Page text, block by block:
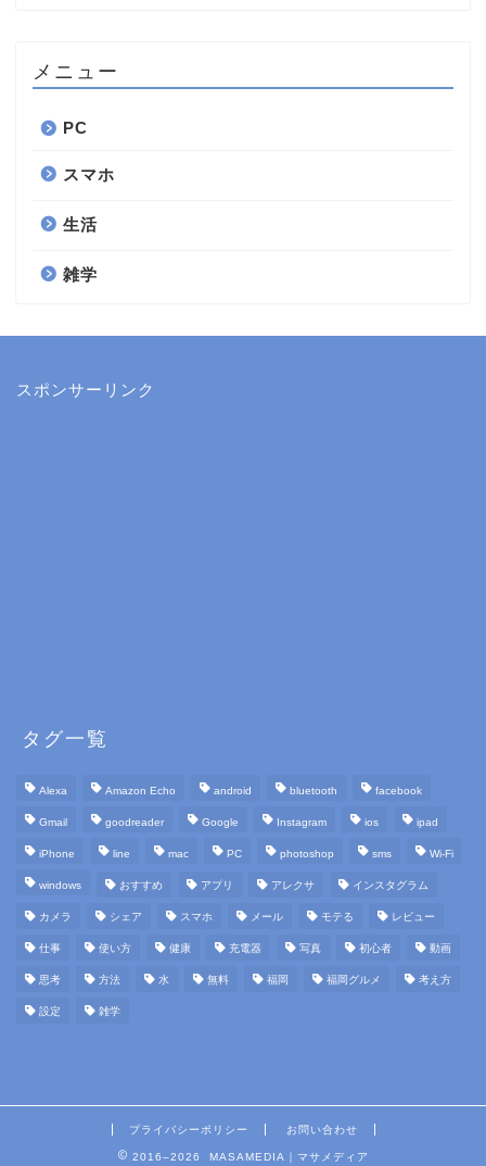
メニュー
PC
スマホ
生活
雑学
スポンサーリンク
タグ一覧
Alexa Amazon Echo android bluetooth facebook
Gmail goodreader Google Instagram ios ipad
iPhone line mac PC photoshop sms Wi-Fi
windows おすすめ アプリ アレクサ インスタグラム
カメラ シェア スマホ メール モテる レビュー
仕事 使い方 健康 充電器 写真 初心者 動画
思考 方法 水 無料 福岡 福岡グルメ 考え方
設定 雑学
プライバシーポリシー お問い合わせ
2016–2026 MASAMEDIA｜マサメディア